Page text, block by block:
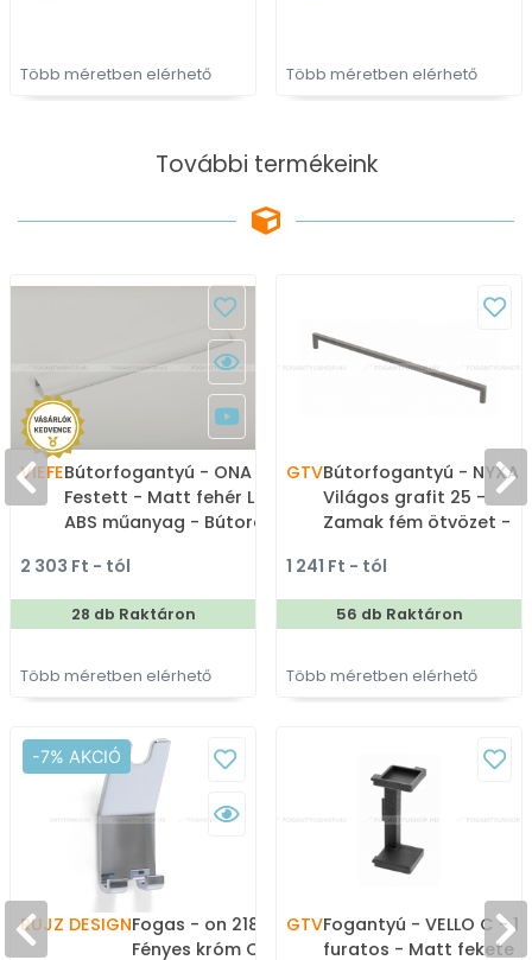
Több méretben elérhető Több méretben elérhető
További termékeink
VIEFEBútorfogantyú - ONA 19 7
Festett - Matt fehér LM1 -
ABS műanyag - Bútorajtó
fém fogantyú
2 303 Ft - tól
28 db Raktáron
Több méretben elérhető
GTVBútorfogantyú - NYXA -
Világos grafit 25 -
Zamak fém ötvözet -
színes fém
bútorfogantyú
1 241 Ft - tól
56 db Raktáron
Több méretben elérhető
-7% AKCIÓ
RUJZ DESIGNFogas - on 2187C -
Fényes króm Cr - ABS
GTVFogantyú - VELLO C - 1
furatos - Matt fekete